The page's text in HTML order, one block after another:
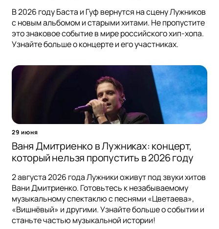
В 2026 году Баста и Гуф вернутся на сцену Лужников
с новым альбомом и старыми хитами. Не пропустите
это знаковое событие в мире российского хип-хопа.
Узнайте больше о концерте и его участниках.
29 июня
Ваня Дмитриенко в Лужниках: концерт,
который нельзя пропустить в 2026 году
2 августа 2026 года Лужники оживут под звуки хитов
Вани Дмитриенко. Готовьтесь к незабываемому
музыкальному спектаклю с песнями «Цветаева»,
«Вишнёвый» и другими. Узнайте больше о событии и
станьте частью музыкальной истории!